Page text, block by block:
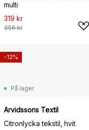
multi
319 kr
356 kr
På lager
Arvidssons Textil
Citronlycka tekstil, hvit
-12%